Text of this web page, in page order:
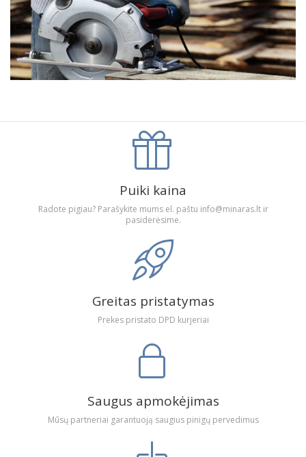
Puiki kaina
Radote pigiau? Parašykite mums el. paštu info@minaras.lt ir
pasiderėsime.
Greitas pristatymas
Prekes pristato DPD kurjeriai
Saugus apmokėjimas
Mūsų partneriai garantuoją saugius pinigų pervedimus